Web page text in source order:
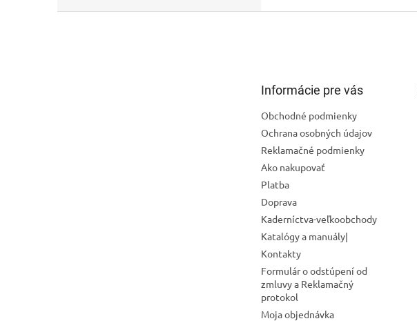
Informácie pre vás
Obchodné podmienky
Ochrana osobných údajov
Reklamačné podmienky
Ako nakupovať
Platba
Doprava
Kaderníctva-veľkoobchody
Katalógy a manuály|
Kontakty
Formulár o odstúpení od
zmluvy a Reklamačný
protokol
Moja objednávka